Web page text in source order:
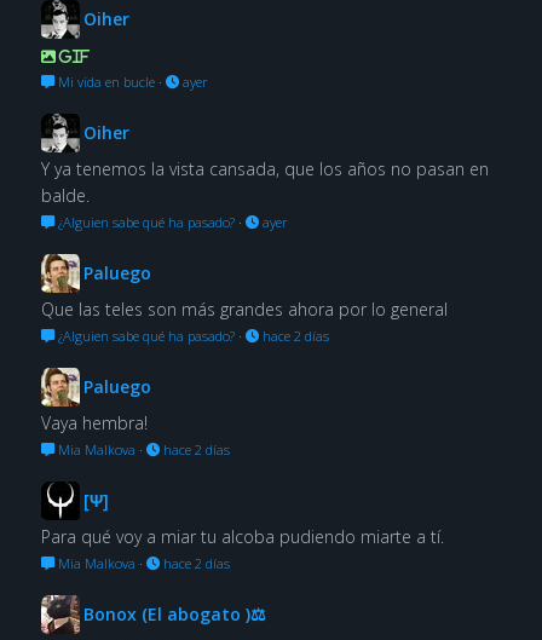
Oiher
GIF
Mi vida en bucle· ayer
Oiher
Y ya tenemos la vista cansada, que los años no pasan en
balde.
¿Alguien sabe qué ha pasado?· ayer
Paluego
Que las teles son más grandes ahora por lo general
¿Alguien sabe qué ha pasado?· hace 2 días
Paluego
Vaya hembra!
Mia Malkova · hace 2 días
[Ψ]
Para qué voy a miar tu alcoba pudiendo miarte a tí.
Mia Malkova · hace 2 días
Bonox (El abogato )⚖